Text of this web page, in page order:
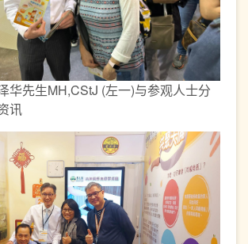
华先生MH,CStJ (左一)与参观人士分
讯